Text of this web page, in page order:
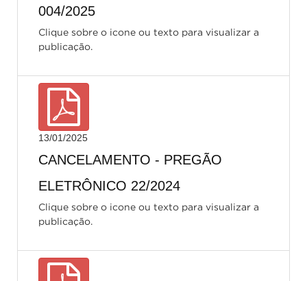
004/2025
Clique sobre o icone ou texto para visualizar a
publicação.
13/01/2025
CANCELAMENTO - PREGÃO
ELETRÔNICO 22/2024
Clique sobre o icone ou texto para visualizar a
publicação.